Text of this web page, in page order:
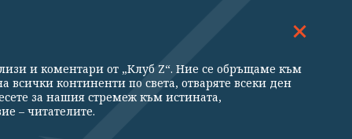
и коментари от „Клуб Z“. Ние се обръщаме към
континенти по света, отваряте всеки ден
за нашия стремеж към истината,
– читателите.